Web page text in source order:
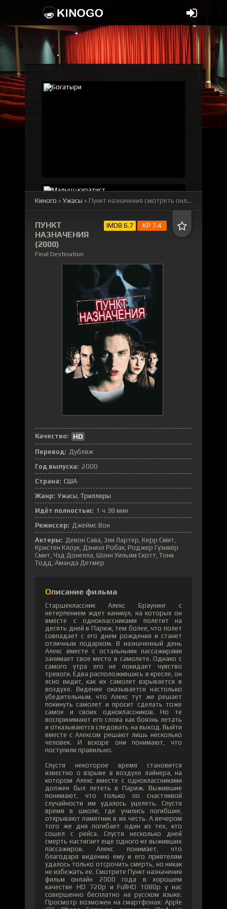
Киного » Ужасы » Пункт назначения смотреть онлайн бесплатно
ПУНКТ
НАЗНАЧЕНИЯ
(2000)
Final Destination
IMDB 6.7 KP 7.4
Качество:
HD
Перевод: Дубляж
Год выпуска: 2000
Страна: США
Жанр: Ужасы Триллеры
Идёт полностью: 1 ч 38 мин
Режиссер: Джеймс Вон
Актеры: Девон Сава, Эли Лартер, Керр Смит,
Кристен Клоук, Дэниэл Робак, Роджер Гуэнвёр
Смит, Чэд Донелла, Шонн Уильям Скотт, Тони
Тодд, Аманда Детмер
Описание фильма
Старшеклассник Алекс Браунинг с
нетерпением ждет каникул, на которых он
вместе с одноклассниками полетит на
десять дней в Париж, тем более, что полет
совпадает с его днем рождения и станет
отличным подарком. В назначенный день
Алекс вместе с остальными пассажирами
занимает свое место в самолете. Однако с
самого утра его не покидает чувство
тревоги. Едва расположившись в кресле, он
ясно видит, как их самолет взрывается в
воздухе. Видение оказывается настолько
убедительным, что Алекс тут же решает
покинуть самолет и просит сделать тоже
самое и своих одноклассников. Но те
воспринимают его слова как боязнь летать
и отказываются следовать на выход. Выйти
вместе с Алексом решают лишь несколько
человек. И вскоре они понимают, что
поступили правильно.
Спустя некоторое время становится
известно о взрыве в воздухе лайнера, на
котором Алекс вместе с одноклассниками
должен был лететь в Париж. Выжившие
понимают, что только по счастливой
случайности им удалось уцелеть. Спустя
время в школе, где учились погибшие,
открывают памятник в их честь. А вечером
того же дня погибает один из тех, кто
сошел с рейса. Спустя несколько дней
смерть настигает еще одного из выживших
пассажиров. Алекс понимает, что
благодаря видению ему и его приятелям
удалось только отсрочить смерть, но никак
не избежать ее. Смотрите Пункт назначения
фильм онлайн 2000 года в хорошем
качестве HD 720p и FullHD 1080p у нас
совершенно бесплатно на русском языке.
Просмотр возможен на смартфонах: Apple